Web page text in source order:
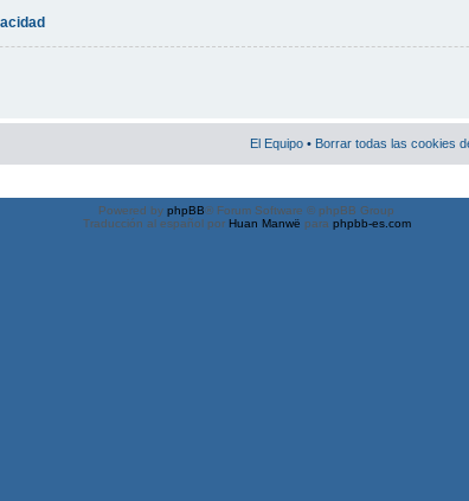
El Equipo • Borrar todas las cookies
Powered by phpBB® Forum Software © phpBB Group
Traducción al español por Huan Manwë para phpbb-es.com